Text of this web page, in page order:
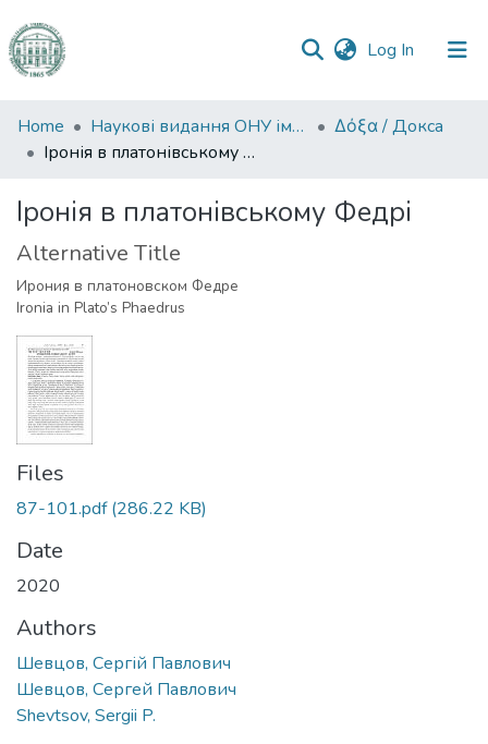
Log In (current)
Communities
&
All of DSpace
Statistics
Home Наукові видання ОНУ імені І. І. Мечникова
Δόξα / Докса
Іронія в платонівському Федрі
Іронія в платонівському Федрі
Alternative Title
Ирония в платоновском Федре
Ironia in Plato’s Phaedrus
Files
87-101.pdf(286.22 KB)
Date
2020
Authors
Шевцов, Сергій Павлович
Шевцов, Сергей Павлович
Shevtsov, Sergii P.